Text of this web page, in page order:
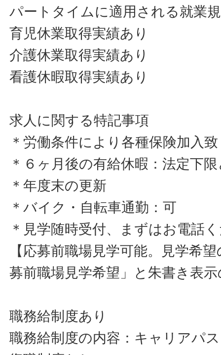
パートタイムに適用される就業
育児休業取得実績あり
介護休業取得実績あり
看護休暇取得実績あり
求人に関する特記事項
＊労働条件により各種保険加入
＊６ヶ月後の有給休暇：法定下
＊年度末の更新
＊バイク・自転車通勤：可
＊見学随時受付、まずはお電話
【応募前職場見学可能。見学希
募前職場見学希望」と朱書き表
職務給制度あり
職務給制度の内容：キャリアパ